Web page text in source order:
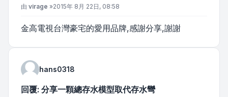
文章
由 virage »2015年 8月 22日, 08:58
金高電視台灣豪宅的愛用品牌,感謝分享,謝謝
hans0318
回覆: 分享一顆總存水模型取代存水彎